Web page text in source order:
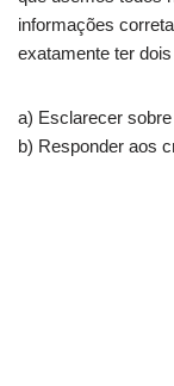
informações
exatamente ter
a) Esclarecer
b) Responder aos